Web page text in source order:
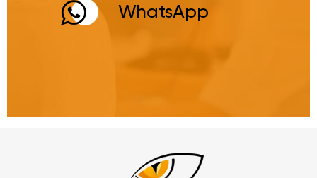
WhatsApp